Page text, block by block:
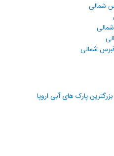
شمالی
قبرس شمالی
بزرگترین پارک های آبی اروپا